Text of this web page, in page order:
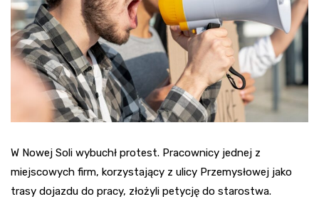
W Nowej Soli wybuchł protest. Pracownicy jednej z
miejscowych firm, korzystający z ulicy Przemysłowej jako
trasy dojazdu do pracy, złożyli petycję do starostwa.